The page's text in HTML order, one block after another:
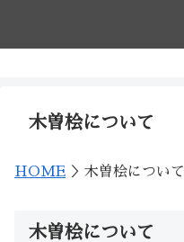
木曽桧について
HOME ＞木曽桧について
木曽桧について